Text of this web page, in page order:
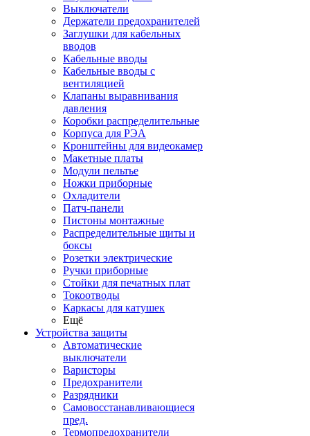
Выключатели
Держатели предохранителей
Заглушки для кабельных
вводов
Кабельные вводы
Кабельные вводы с
вентиляцией
Клапаны выравнивания
давления
Коробки распределительные
Корпуса для РЭА
Кронштейны для видеокамер
Макетные платы
Модули пельтье
Ножки приборные
Охладители
Патч-панели
Пистоны монтажные
Распределительные щиты и
боксы
Розетки электрические
Ручки приборные
Стойки для печатных плат
Токоотводы
Каркасы для катушек
Ещё
Устройства защиты
Автоматические
выключатели
Варисторы
Предохранители
Разрядники
Самовосстанавливающиеся
пред.
Термопредохранители